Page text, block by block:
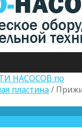
НАСОСОВ по
пластина /